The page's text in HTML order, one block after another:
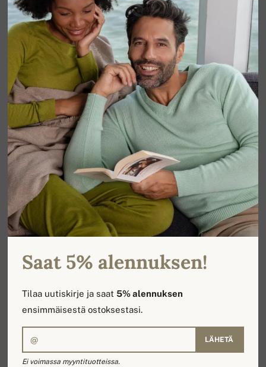
488,00 €
VICTORIA
Saat 5% alennuksen!
Tilaa uutiskirje ja saat5% alennuksen
ensimmäisestä ostoksestasi.
LÄHETÄ
Ei voimassa myyntituotteissa.